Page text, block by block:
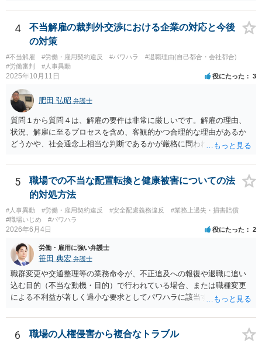
4
不当解雇の裁判外交渉における企業の対応と今後
の対策
#不当解雇 #労働・雇用契約違反 #パワハラ
#退職理由(自己都合・会社都合)
#労働審判
#人事異動
2025年10月11日 役にたった 3
肥田 弘昭 弁護士
質問１から質問４は、解雇の要件は非常に厳しいです。解雇の理由、
状況、解雇に至るプロセスを含め、客観的かつ合理的な理由があるか
どうかや、社会通念上相当な判断であるかが厳格に問われます（労働
な理由、社会通念上相当かどうかです。そのためしっかりと証拠と理
由を会社側が立証する責任を負います。懲戒解雇であれば、告知弁明
の機会の付与などさらに厳格です。裁判官は、解雇に関しては厳しく
みると思います。現在の状況であれば労働審判からスタートすれば良
いかと思います。上記の対応の会社の思惑は分かりませんが訴訟のハ
ードルは労働者には通常高いので諦めるのをまっているのかもしれま
5
職場での不当な配置転換と健康被害についての法
的対処方法
#人事異動 #労働・雇用契約違反 #安全配慮義務違反
#業務上過失・損害賠償
#職場いじめ
#パワハラ
2026年6月4日 役にたった 2
労働・雇用に強い弁護士
笹田 典宏 弁護士
職群変更や交通整理等の業務命令が、不正追及への報復や退職に追い
込む目的（不当な動機・目的）で行われている場合、または職種変更
による不利益が著しく過小な要求としてパワハラに該当する場合、そ
態への配慮を怠り症状を悪化させたことは安全配慮義務違反に該当し
得ます。これらを根拠として、労働審判等を通じて配転の無効主張
や、不法行為に基づく損害賠償（慰謝料等）の請求、さらには労災認
6 職場の人権侵害から複合なトラブル